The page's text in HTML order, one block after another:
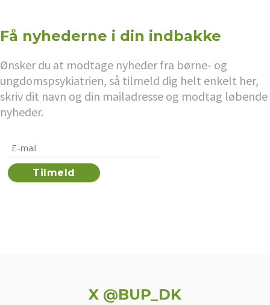
Få nyhederne i din indbakke
Ønsker du at modtage nyheder fra børne- og
ungdomspsykiatrien, så tilmeld dig helt enkelt her,
skriv dit navn og din mailadresse og modtag løbende
nyheder.
X @BUP_DK